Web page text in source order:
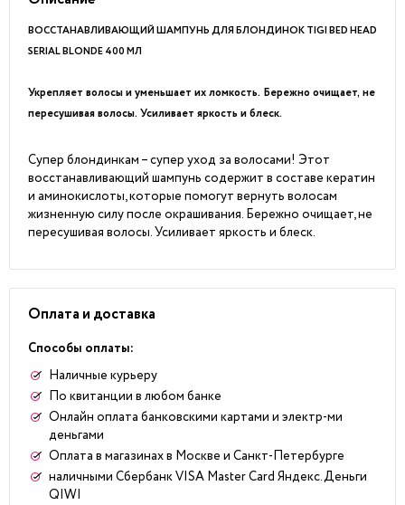
ВОССТАНАВЛИВАЮЩИЙ ШАМПУНЬ ДЛЯ БЛОНДИНОК TIGI BED HEAD
SERIAL BLONDE 400 МЛ
Укрепляет волосы и уменьшает их ломкость. Бережно очищает, не
пересушивая волосы. Усиливает яркость и блеск.
Супер блондинкам – супер уход за волосами! Этот
восстанавливающий шампунь содержит в составе кератин
и аминокислоты, которые помогут вернуть волосам
жизненную силу после окрашивания. Бережно очищает, не
пересушивая волосы. Усиливает яркость и блеск.
Оплата и доставка
Способы оплаты:
Наличные курьеру
По квитанции в любом банке
Онлайн оплата банковскими картами и электр-ми
деньгами
Оплата в магазинах в Москве и Санкт-Петербурге
наличными Сбербанк VISA Master Card Яндекс.Деньги
QIWI